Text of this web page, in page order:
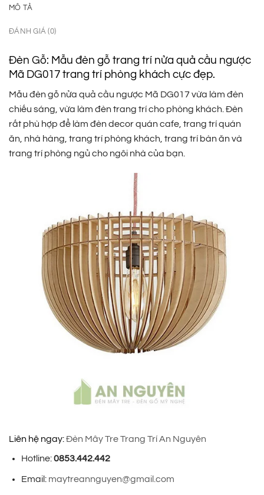
MÔ TẢ
ĐÁNH GIÁ (0)
Đèn Gỗ: Mẫu đèn gỗ trang trí nửa quả cầu ngược
Mã DG017 trang trí phòng khách cực đẹp.
Mẫu đèn gỗ nửa quả cầu ngược Mã DG017 vừa làm đèn
chiếu sáng, vừa làm đèn trang trí cho phòng khách. Đèn
rất phù hợp để làm đèn decor quán cafe, trang trí quán
ăn, nhà hàng, trang trí phòng khách, trang trí bàn ăn và
trang trí phòng ngủ cho ngôi nhà của bạn.
Liên hệ ngay:Đèn Mây Tre Trang Trí An Nguyên
Hotline:0853.442.442
Email: maytreannguyen@gmail.com